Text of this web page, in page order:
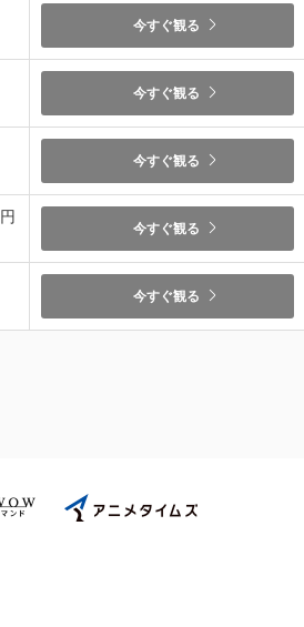
今すぐ観る
今すぐ観る
今すぐ観る
今すぐ観る
今すぐ観る